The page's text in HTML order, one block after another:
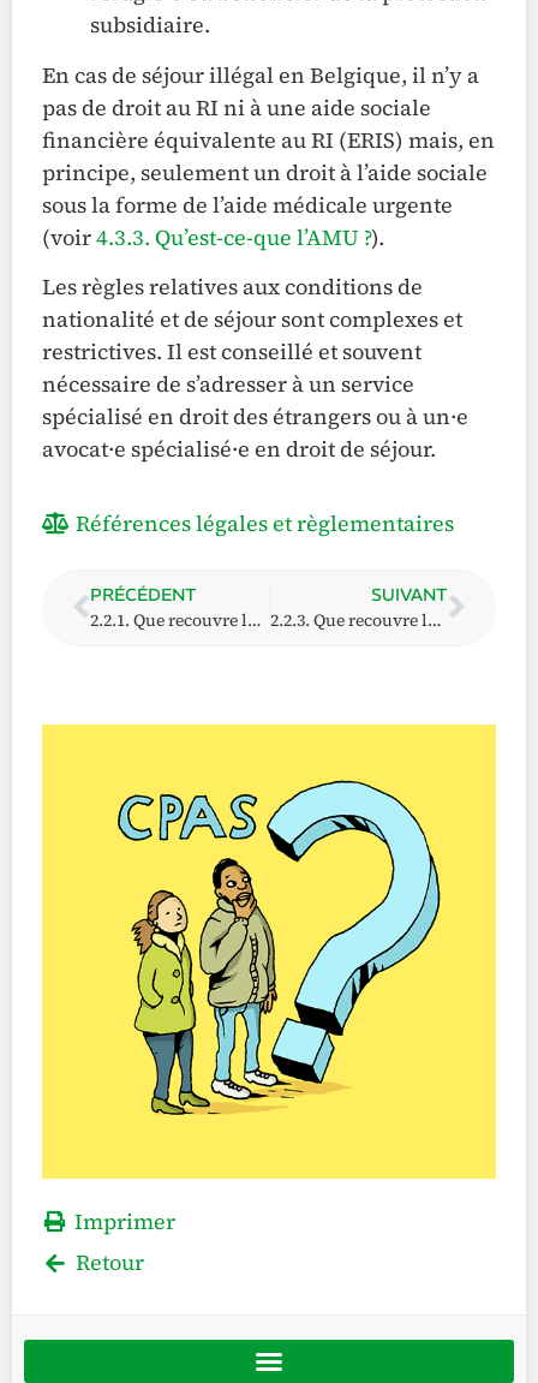
subsidiaire.
En cas de séjour illégal en Belgique, il n’y a
pas de droit au RI ni à une aide sociale
financière équivalente au RI (ERIS) mais, en
principe, seulement un droit à l’aide sociale
sous la forme de l’aide médicale urgente
(voir4.3.3. Qu’est-ce-que l’AMU ?).
Les règles relatives aux conditions de
nationalité et de séjour sont complexes et
restrictives. Il est conseillé et souvent
nécessaire de s’adresser à un service
spécialisé en droit des étrangers ou à un·e
avocat·e spécialisé·e en droit de séjour.
Références légales et règlementaires
PRÉCÉDENT
2.2.1. Que recouvre la condition de résidence ?
SUIVANT
2.2.3. Que recouvre la condition d’âge ?
Imprimer
Retour